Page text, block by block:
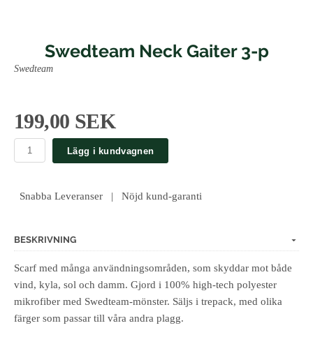
Swedteam Neck Gaiter 3-p
Swedteam
199,00 SEK
Lägg i kundvagnen
Snabba Leveranser | Nöjd kund-garanti
BESKRIVNING
Scarf med många användningsområden, som skyddar mot både
vind, kyla, sol och damm. Gjord i 100% high-tech polyester
mikrofiber med Swedteam-mönster. Säljs i trepack, med olika
färger som passar till våra andra plagg.